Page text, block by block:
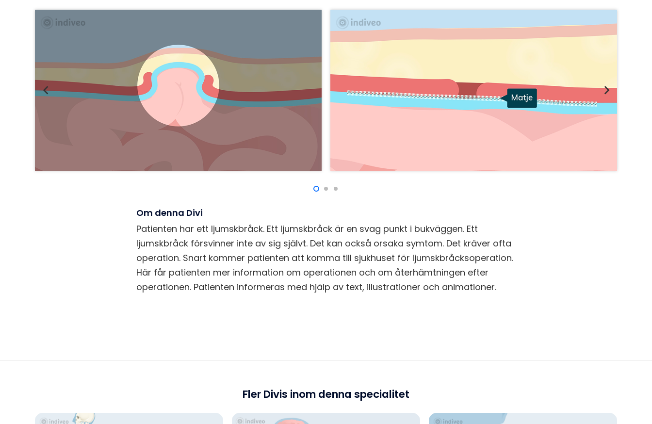
Om denna Divi
Patienten har ett ljumskbråck. Ett ljumskbråck är en svag punkt i bukväggen. Ett
ljumskbråck försvinner inte av sig självt. Det kan också orsaka symtom. Det kräver ofta
operation. Snart kommer patienten att komma till sjukhuset för ljumskbråcksoperation.
Här får patienten mer information om operationen och om återhämtningen efter
operationen. Patienten informeras med hjälp av text, illustrationer och animationer.
Fler Divis inom denna specialitet